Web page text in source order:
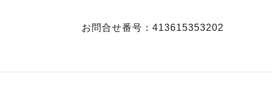
お問合せ番号：413615353202